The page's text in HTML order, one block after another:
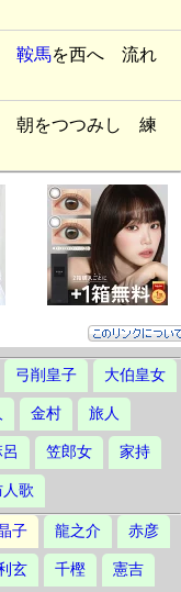
鞍馬を西へ 流れ
朝をつつみし 練
弓削皇子 大伯皇女
金村 旅人
笠郎女 家持
歌
子 龍之介 赤彦
玄 千樫 憲吉